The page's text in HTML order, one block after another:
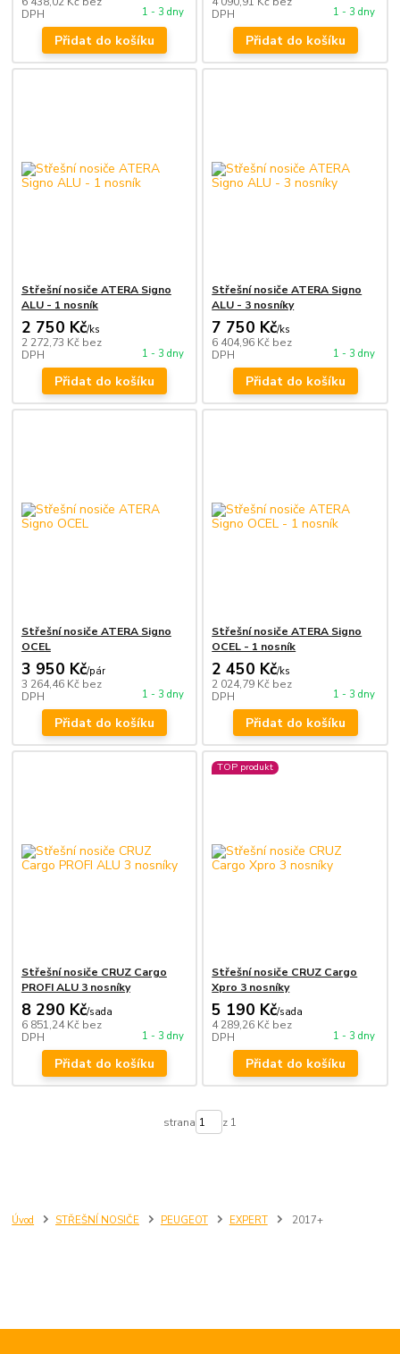
Úvod STŘEŠNÍ NOSIČE PEUGEOT EXPERT 2017+
DPH
1 - 3 dny
Přidat do košíku
DPH
1 - 3 dny
Přidat do košíku
Střešní nosiče ATERA Signo
ALU - 1 nosník
2 750 Kč/ks
2 272,73 Kč bez
DPH
1 - 3 dny
Přidat do košíku
Střešní nosiče ATERA Signo
ALU - 3 nosníky
7 750 Kč/ks
6 404,96 Kč bez
DPH
1 - 3 dny
Přidat do košíku
Střešní nosiče ATERA Signo
OCEL
3 950 Kč/pár
3 264,46 Kč bez
DPH
1 - 3 dny
Přidat do košíku
Střešní nosiče ATERA Signo
OCEL - 1 nosník
2 450 Kč/ks
2 024,79 Kč bez
DPH
1 - 3 dny
Přidat do košíku
Střešní nosiče CRUZ Cargo
PROFI ALU 3 nosníky
8 290 Kč/sada
6 851,24 Kč bez
DPH
1 - 3 dny
Přidat do košíku
TOP produkt
Střešní nosiče CRUZ Cargo
Xpro 3 nosníky
5 190 Kč/sada
4 289,26 Kč bez
DPH
1 - 3 dny
Přidat do košíku
strana z 1